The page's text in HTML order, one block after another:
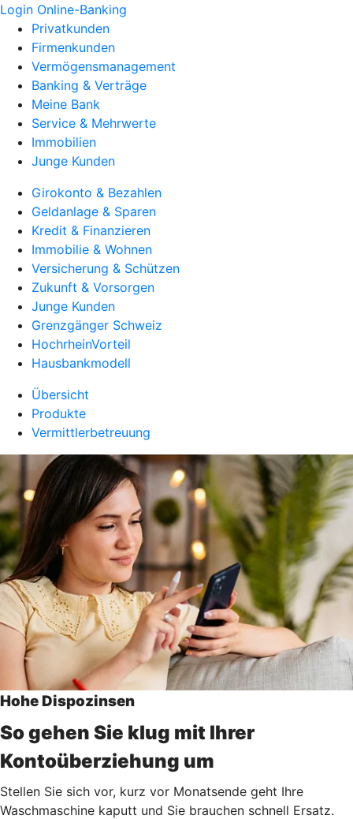
Login Online-Banking
Privatkunden
Firmenkunden
Vermögensmanagement
Banking & Verträge
Meine Bank
Service & Mehrwerte
Immobilien
Junge Kunden
Girokonto & Bezahlen
Geldanlage & Sparen
Kredit & Finanzieren
Immobilie & Wohnen
Versicherung & Schützen
Zukunft & Vorsorgen
Junge Kunden
Grenzgänger Schweiz
HochrheinVorteil
Hausbankmodell
Übersicht
Produkte
Vermittlerbetreuung
Hohe Dispozinsen
So gehen Sie klug mit Ihrer
Kontoüberziehung um
Stellen Sie sich vor, kurz vor Monatsende geht Ihre
Waschmaschine kaputt und Sie brauchen schnell Ersatz.